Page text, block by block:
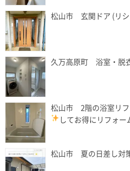
松山市 玄関ドア (リシ
久万高原町 浴室・脱
松山市 2階の浴室リフ
してお得にリフォー
松山市 夏の日差し対